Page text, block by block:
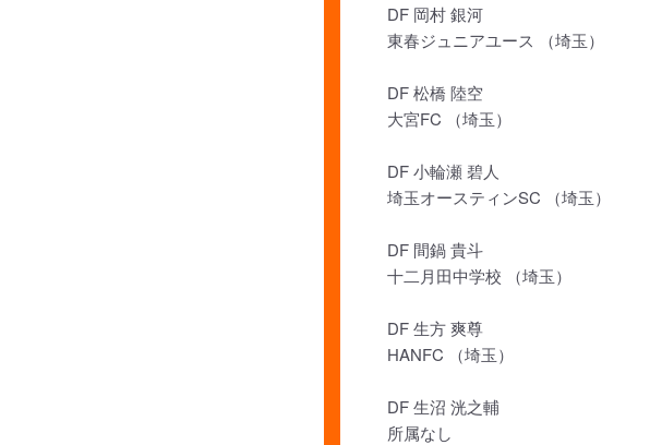
DF 岡村 銀河
東春ジュニアユース （埼玉）
DF 松橋 陸空
大宮FC （埼玉）
DF 小輪瀬 碧人
埼玉オースティンSC （埼玉）
DF 間鍋 貴斗
十二月田中学校 （埼玉）
DF 生方 爽尊
HANFC （埼玉）
DF 生沼 洸之輔
所属なし